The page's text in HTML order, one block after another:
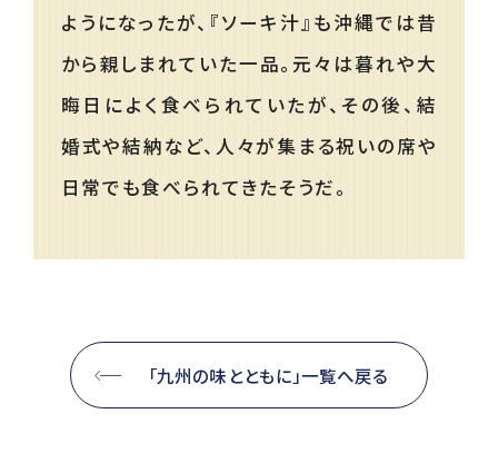
ようになったが、『ソーキ汁』も沖縄では昔
から親しまれていた一品。元々は暮れや大
晦日によく食べられていたが、その後、結
婚式や結納など、人々が集まる祝いの席や
日常でも食べられてきたそうだ。
「九州の味とともに」一覧へ戻る